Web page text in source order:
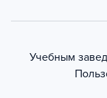
Учебным